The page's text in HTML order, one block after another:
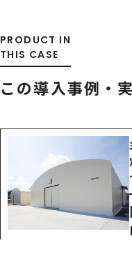
PRODUCT IN
THIS CASE
この導入事例・